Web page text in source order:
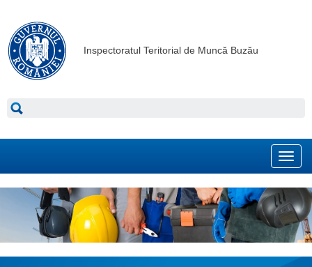
Inspectoratul Teritorial de Muncă Buzău